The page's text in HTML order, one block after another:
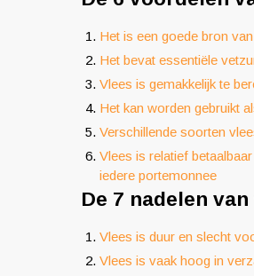
Het is een goede bron
Het bevat essentiële
Vlees is gemakkelijk te
Het kan worden gebruikt
Verschillende soorten
Vlees is relatief
iedere portemonnee
De 7 nadelen
Vlees is duur en slecht
Vlees is vaak hoog in